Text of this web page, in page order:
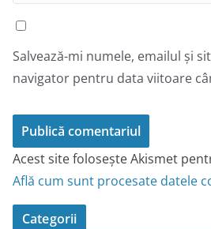
Salvează-mi numele, emailul și
navigator pentru data viitoare
Acest site folosește Akismet
Află cum sunt procesate datele
Categorii